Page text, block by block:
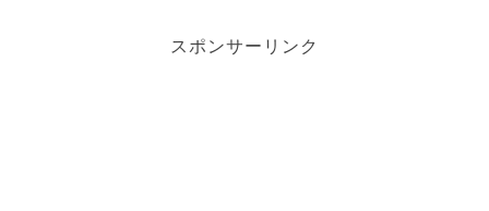
スポンサーリンク